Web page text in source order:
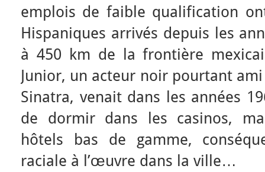
emplois de faible qualification
Hispaniques arrivés depuis les
à 450 km de la frontière
Junior, un acteur noir pourtant
Sinatra, venait dans les années
de dormir dans les casinos,
hôtels bas de gamme,
raciale à l’œuvre dans la ville…